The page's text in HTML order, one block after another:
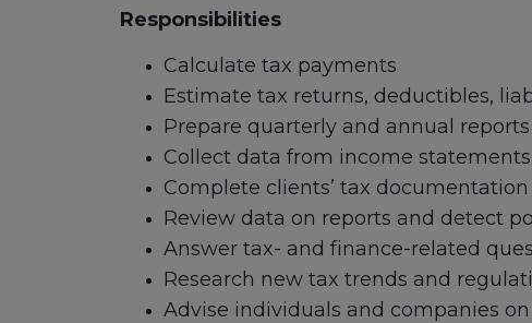
Responsibilities
Calculate tax payments
Estimate tax returns, deductibles,
Prepare quarterly and annual reports
Collect data from income
Complete clients’ tax documentation
Review data on reports and detect
Answer tax- and finance-related
Research new tax trends and
Advise individuals and companies